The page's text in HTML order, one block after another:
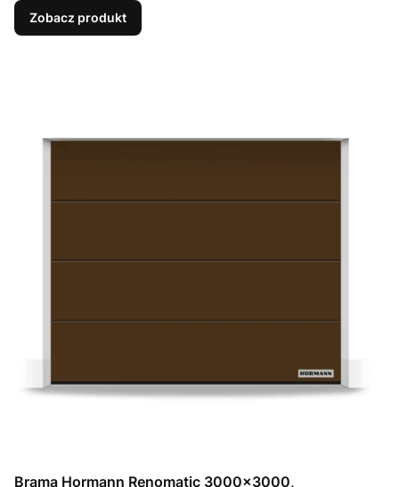
Zobacz produkt
Brama Hormann Renomatic 3000x3000,